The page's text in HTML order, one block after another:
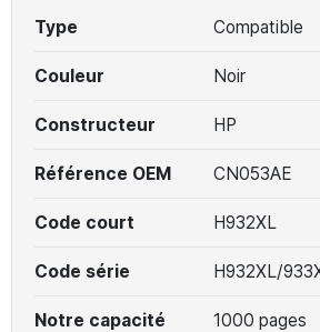
Type Compatible
Couleur Noir
Constructeur HP
Référence OEM CN053AE
Code court H932XL
Code série H932XL/
Notre capacité
1000 pages